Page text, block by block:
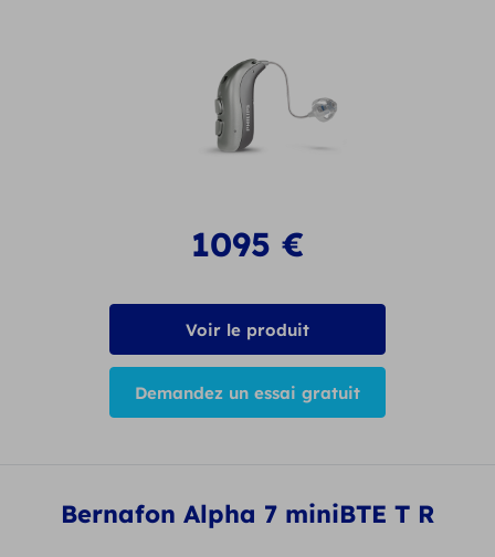
1095 €
Voir le produit
Demandez un essai gratuit
Bernafon Alpha 7 miniBTE T R